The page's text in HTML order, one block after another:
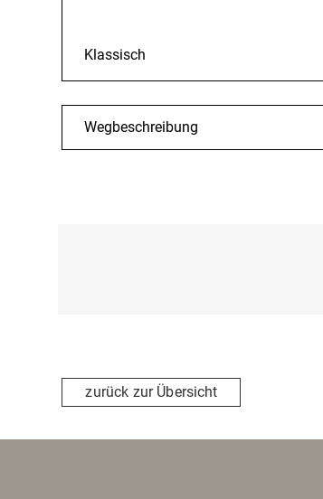
Klassisch
Wegbeschreibung
zurück zur Übersicht